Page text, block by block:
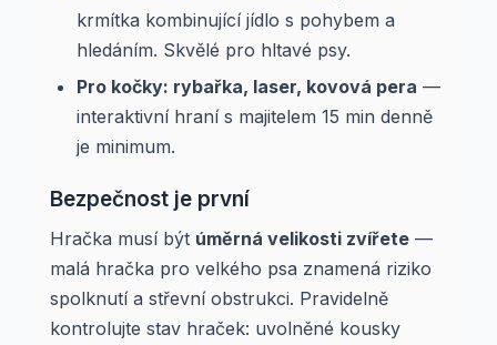
krmítka kombinující jídlo s pohybem a
hledáním. Skvělé pro hltavé psy.
Pro kočky: rybařka, laser, kovová pera —
interaktivní hraní s majitelem 15 min denně
je minimum.
Bezpečnost je první
Hračka musí být úměrná velikosti zvířete —
malá hračka pro velkého psa znamená riziko
spolknutí a střevní obstrukci. Pravidelně
kontrolujte stav hraček: uvolněné kousky